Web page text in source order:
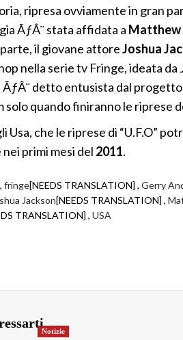
ripresa ovviamente in gran
ÃƒÂ¨ stata affidata a Matthew
il giovane attoreJoshua
nella serie tv Fringe, ideata da
detto entusista dal
solo quando finiranno le riprese
Usa, che le riprese di “U.F.O”
primi mesi del 2011.
fringe[NEEDS TRANSLATION] , Gerry
Jackson[NEEDS TRANSLATION] ,
TRANSLATION] , USA
Notizie